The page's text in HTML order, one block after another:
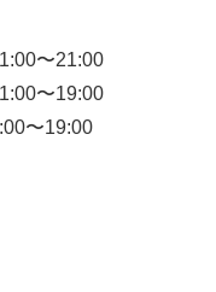
〜21:00
〜19:00
〜19:00